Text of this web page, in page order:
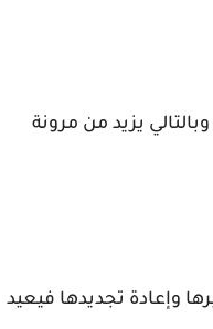
يزيد من مرونة
وإعادة تجديدها فيعيد